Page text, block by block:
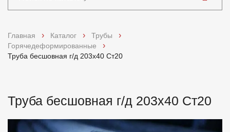
Услуги
Доставка и оплата
Главная Каталог
Трубы
Горячедеформированные
Труба бесшовная г/д 203х40 Ст20
Труба бесшовная г/д 203х40 Ст20